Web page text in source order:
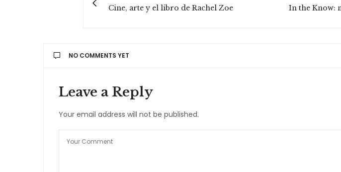
Cine, arte y el libro de Rachel Zoe In the Know:
NO COMMENTS YET
Leave a Reply
Your email address will not be published.